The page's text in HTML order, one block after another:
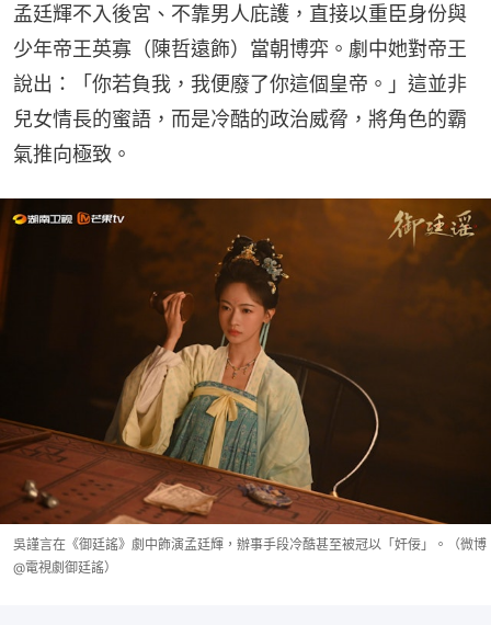
孟廷輝不入後宮、不靠男人庇護，直接以重臣身份與
少年帝王英寡（陳哲遠飾）當朝博弈。劇中她對帝王
說出：「你若負我，我便廢了你這個皇帝。」這並非
兒女情長的蜜語，而是冷酷的政治威脅，將角色的霸
氣推向極致。
吳謹言在《御廷謠》劇中飾演孟廷輝，辦事手段冷酷甚至被冠以「奸佞」。（微博
@電視劇御廷謠）